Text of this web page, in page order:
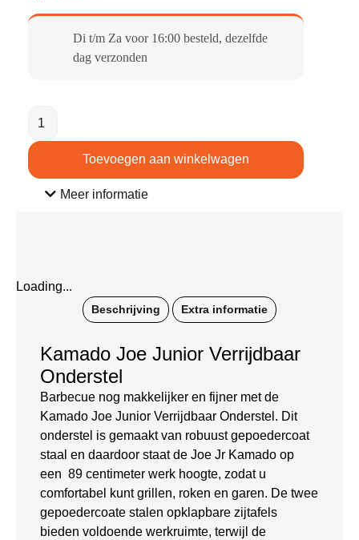
Di t/m Za voor 16:00 besteld, dezelfde
dag verzonden​
Toevoegen aan winkelwagen
Meer informatie
Loading...
Beschrijving Extra informatie
Kamado Joe Junior Verrijdbaar
Onderstel
Barbecue nog makkelijker en fijner met de
Kamado Joe Junior Verrijdbaar Onderstel. Dit
onderstel is gemaakt van robuust gepoedercoat
staal en daardoor staat de Joe Jr Kamado op
een 89 centimeter werk hoogte, zodat u
comfortabel kunt grillen, roken en garen. De twee
gepoedercoate stalen opklapbare zijtafels
bieden voldoende werkruimte, terwijl de